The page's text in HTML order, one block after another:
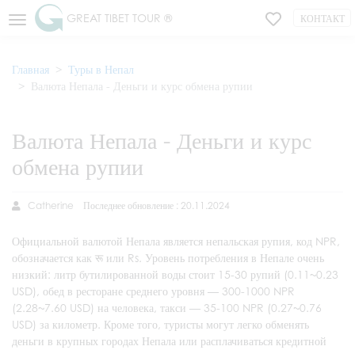
GREAT TIBET TOUR ® КОНТАКТ
Главная
Туры в Непал
Валюта Непала - Деньги и курс обмена рупии
Валюта Непала - Деньги и курс
обмена рупии
Catherine Последнее обновление : 20.11.2024
Официальной валютой Непала является непальская рупия, код NPR,
обозначается как रू или Rs. Уровень потребления в Непале очень
низкий: литр бутилированной воды стоит 15-30 рупий (0.11~0.23
USD), обед в ресторане среднего уровня — 300-1000 NPR
(2.28~7.60 USD) на человека, такси — 35-100 NPR (0.27~0.76
USD) за километр. Кроме того, туристы могут легко обменять
деньги в крупных городах Непала или расплачиваться кредитной